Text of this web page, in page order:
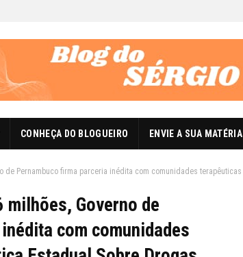
CONHEÇA DO BLOGUEIRO ENVIE A SUA MATÉRIA
de Pernambuco firma parceria inédita com comunidades terapêuticas
milhões, Governo de
com comunidades